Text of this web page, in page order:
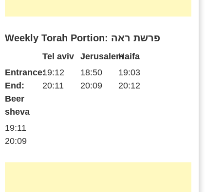
Weekly Torah Portion: פרשת ראה
Entrance:
End:
Tel aviv
19:12
20:11
Jerusalem
18:50
20:09
Haifa
19:03
20:12
Beer
sheva
19:11
20:09